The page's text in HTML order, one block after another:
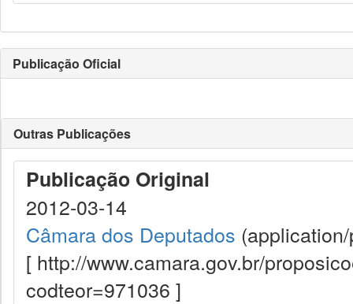
Publicação Oficial
Outras Publicações
Publicação Original
2012-03-14
Câmara dos Deputados
[ http://www.camara.gov.br/
codteor=971036 ]